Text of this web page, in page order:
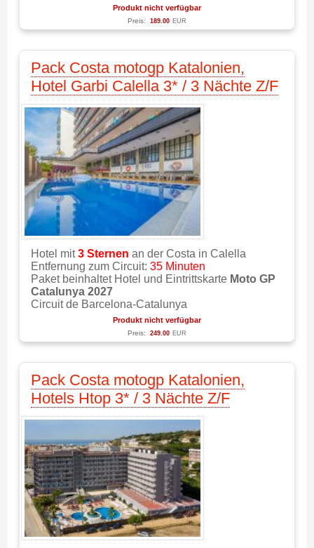
Produkt nicht verfügbar
Preis: 189.00 EUR
Pack Costa motogp Katalonien,
Hotel Garbi Calella 3* / 3 Nächte Z/F
Hotel mit3 Sternen an der Costa in Calella
Entfernung zum Circuit: 35 Minuten
Paket beinhaltet Hotel und Eintrittskarte Moto GP
Catalunya 2027
Circuit de Barcelona-Catalunya
Produkt nicht verfügbar
Preis: 249.00 EUR
Pack Costa motogp Katalonien,
Hotels Htop 3* / 3 Nächte Z/F